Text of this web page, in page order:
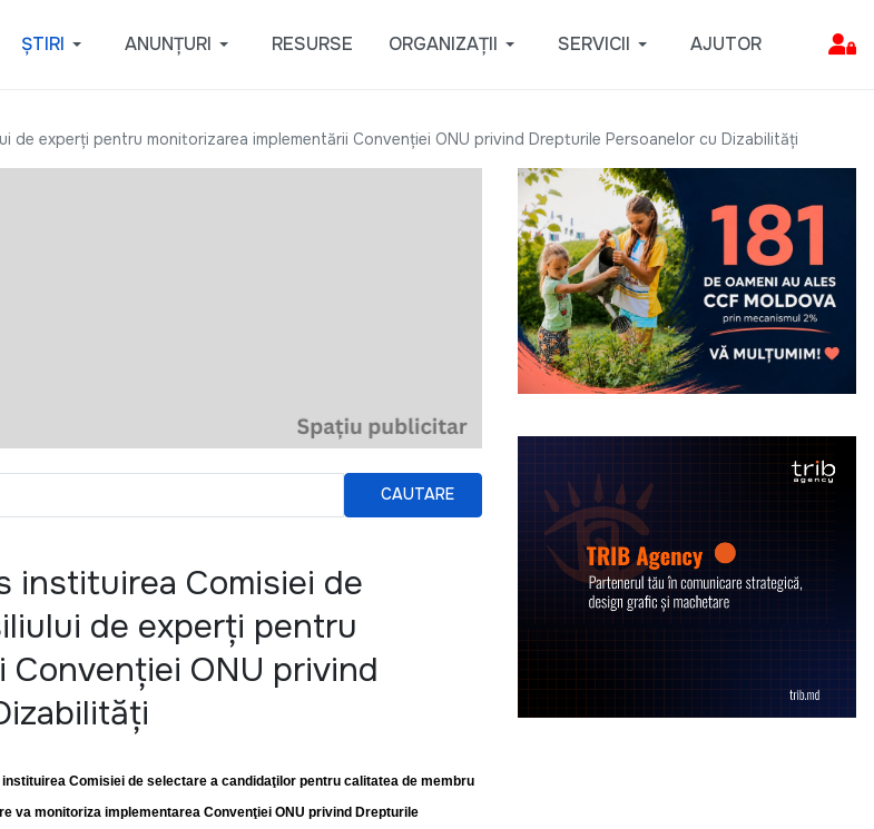
ȘTIRI ANUNȚURI RESURSE ORGANIZAȚII SERVICII AJUTOR
experţi pentru monitorizarea implementării Convenţiei ONU privind Drepturile Persoanelor cu Dizabilităţi
CAUTARE
instituirea Comisiei de
de experţi pentru
Convenţiei ONU privind
Comisiei de selectare a candidaţilor pentru calitatea de membru
va monitoriza implementarea Convenţiei ONU privind Drepturile